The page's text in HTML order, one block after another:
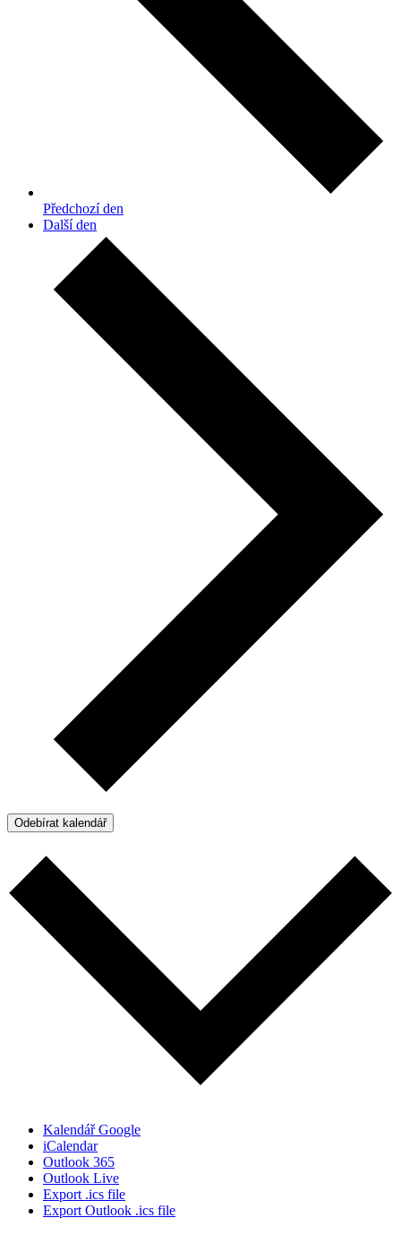
Předchozí den
Další den
Odebírat kalendář
Kalendář Google
iCalendar
Outlook 365
Outlook Live
Export .ics file
Export Outlook .ics file